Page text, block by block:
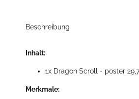
Beschreibung
Inhalt:
1x Dragon Scroll - poster
Merkmale: